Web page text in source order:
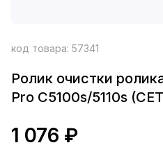
код товара: 57341
Ролик очистки
Pro C5100s/5110s
1 076 ₽